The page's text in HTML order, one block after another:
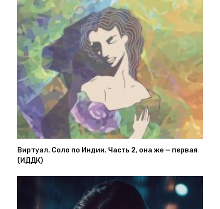
Виртуал. Соло по Индии. Часть 2, она же — первая
(ИДДК)